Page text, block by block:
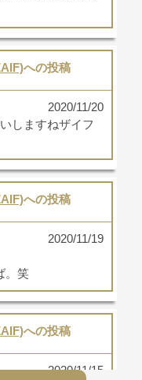
への投稿
2020/11/20
しますねザイフ
への投稿
2020/11/19
。笑
への投稿
2020/11/15